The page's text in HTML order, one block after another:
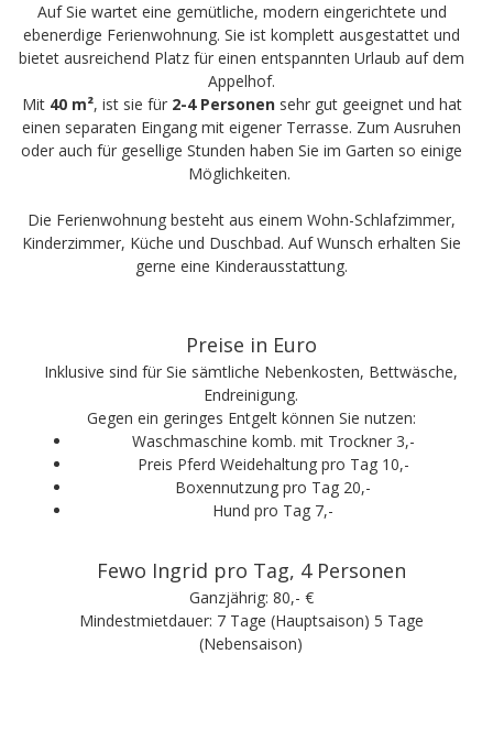
Auf Sie wartet eine gemütliche, modern eingerichtete und
ebenerdige Ferienwohnung. Sie ist komplett ausgestattet und
bietet ausreichend Platz für einen entspannten Urlaub auf dem
Appelhof.
Mit 40 m², ist sie für2-4 Personensehr gut geeignet und hat
einen separaten Eingang mit eigener Terrasse. Zum Ausruhen
oder auch für gesellige Stunden haben Sie im Garten so einige
Möglichkeiten.
Die Ferienwohnung besteht aus einem Wohn-Schlafzimmer,
Kinderzimmer, Küche und Duschbad. Auf Wunsch erhalten Sie
gerne eine Kinderausstattung.
Preise in Euro
Inklusive sind für Sie sämtliche Nebenkosten, Bettwäsche,
Endreinigung.
Gegen ein geringes Entgelt können Sie nutzen:
Waschmaschine komb. mit Trockner 3,-
Preis Pferd Weidehaltung pro Tag 10,-
Boxennutzung pro Tag 20,-
Hund pro Tag 7,-
Fewo Ingrid pro Tag, 4 Personen
Ganzjährig: 80,- €
Mindestmietdauer: 7 Tage (Hauptsaison) 5 Tage
(Nebensaison)